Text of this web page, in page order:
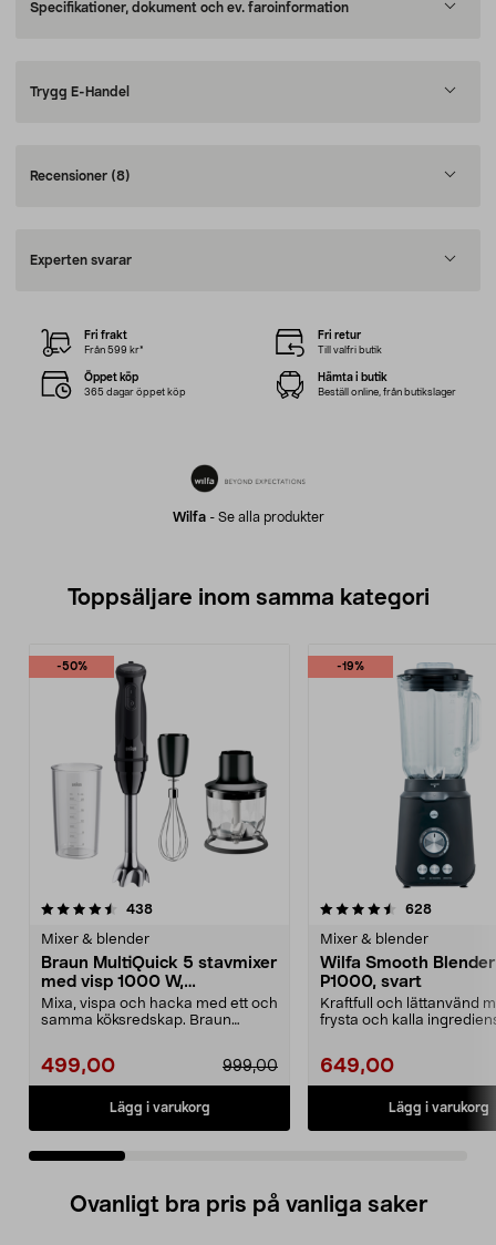
Specifikationer, dokument och ev. faroinformation
Trygg E-Handel
Recensioner (8)
Experten svarar
Wilfa- Se alla produkter
Fri frakt
Från 599 kr*
Fri retur
Till valfri butik
Öppet köp
365 dagar öppet köp
Hämta i butik
Beställ online, från butikslager
Toppsäljare inom samma kategori
-50%
438recensioner
Mixer & blender
Braun MultiQuick 5 stavmixer
med visp 1000 W,
MQ50202M
Mixa, vispa och hacka med ett och
samma köksredskap. Braun
499,00 999,00
Lägg i varukorg
-19%
4.5 av 5 stjärnor 628
Mixer & blender
Wilfa Smooth
P1000, svart
Kraftfull och lättanvänd
frysta och kalla
649,00
Lägg i varukorg
4.5 av 5 stjärnor
Ovanligt bra pris på vanliga saker